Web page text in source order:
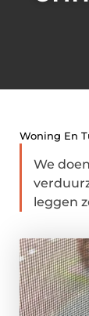
Woning En
We
leggen